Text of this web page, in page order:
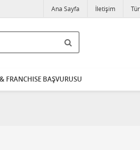
Ana Sayfa İletişim
FRANCHISE BAŞVURUSU